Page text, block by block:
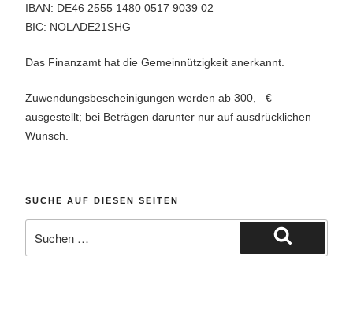
IBAN: DE46 2555 1480 0517 9039 02
BIC: NOLADE21SHG
Das Finanzamt hat die Gemeinnützigkeit anerkannt.
Zuwendungsbescheinigungen werden ab 300,– €
ausgestellt; bei Beträgen darunter nur auf ausdrücklichen
Wunsch.
SUCHE AUF DIESEN SEITEN
nach:
Suchen